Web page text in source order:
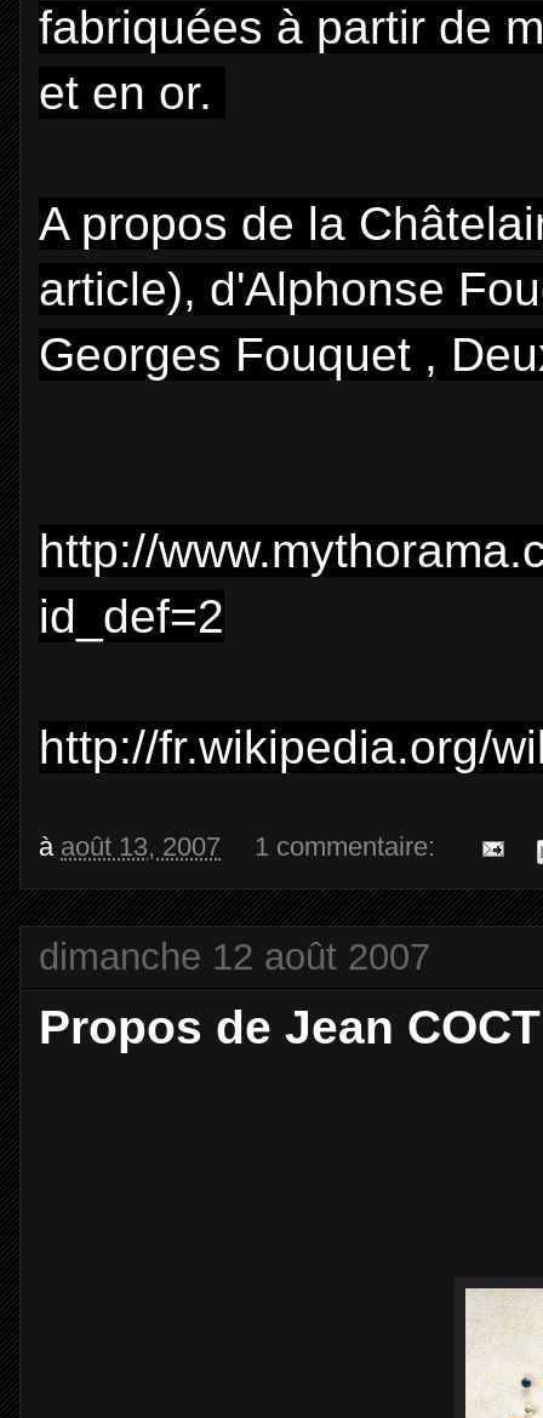
fabriquées à partir de
et en or.
A propos de la
article), d'Alphonse
Georges Fouquet ,
http://
id_def=2
http://fr.wikipedia.org/
à août 13, 2007 1 commentaire:
dimanche 12 août 2007
Propos de Jean